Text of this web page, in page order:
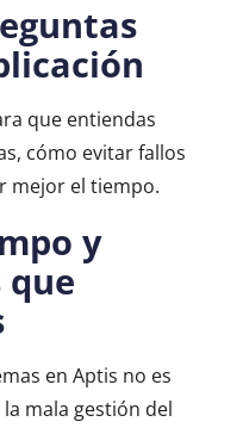
que entiendas
cómo evitar fallos
mejor el tiempo.
y
en Aptis no es
mala gestión del